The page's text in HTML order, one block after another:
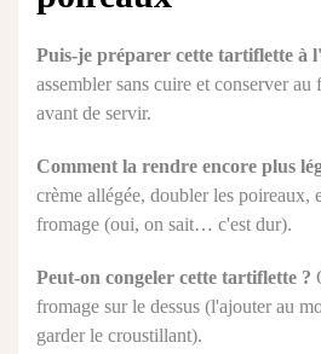
Puis-je préparer cette tartiflette à
assembler sans cuire et conserver au
avant de servir.
Comment la rendre encore plus
crème allégée, doubler les poireaux,
fromage (oui, on sait… c'est dur).
Peut-on congeler cette tartiflette ?
fromage sur le dessus (l'ajouter au
garder le croustillant).